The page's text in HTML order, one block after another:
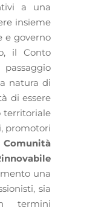
a una
insieme
e governo
il Conto
natura di
di essere
territoriale
promotori
Comunità
una
sia
termini